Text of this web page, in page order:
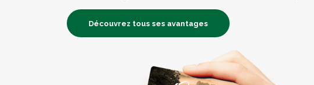
Découvrez tous ses avantages